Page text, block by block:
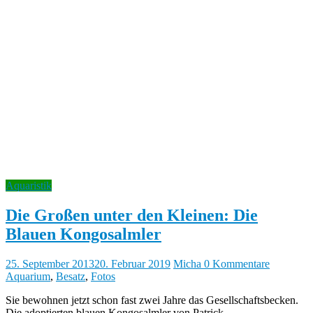
Aquaristik
Die Großen unter den Kleinen: Die
Blauen Kongosalmler
25. September 201320. Februar 2019 Micha 0 Kommentare
Aquarium, Besatz, Fotos
Sie bewohnen jetzt schon fast zwei Jahre das Gesellschaftsbecken.